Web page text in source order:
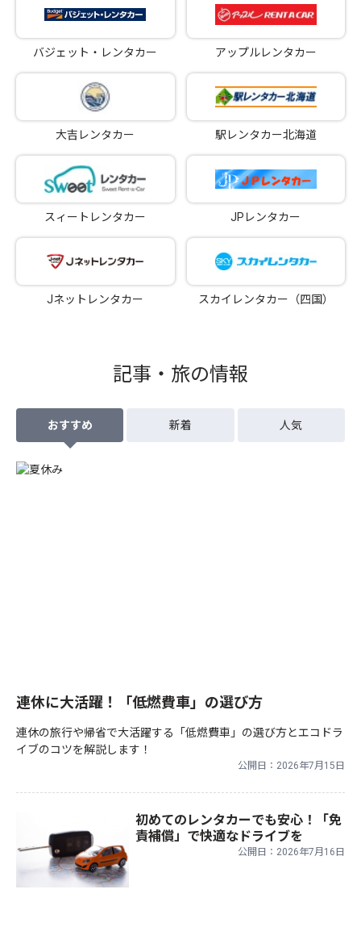
バジェット・レンタカー アップルレンタカー
大吉レンタカー 駅レンタカー北海道
スィートレンタカー JPレンタカー
Jネットレンタカー スカイレンタカー（四国）
記事・旅の情報
おすすめ 新着 人気
連休に大活躍！「低燃費車」の選び方
連休の旅行や帰省で大活躍する「低燃費車」の選び方とエコドラ
イブのコツを解説します！
公開日：2026年7月15日
初めてのレンタカーでも安心！「免
責補償」で快適なドライブを
公開日：2026年7月16日